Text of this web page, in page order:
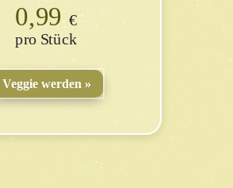
0,99€
Stück
Veggie werden